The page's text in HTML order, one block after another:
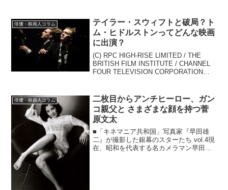
とで期待に胸膨らませ...
俳優・映画人コラム
テイラー・スウィフトと破局？ト
ム・ヒドルストンってどんな映画
に出演？
(C) RPC HIGH-RISE LIMITED / THE
BRITISH FILM INSTITUTE / CHANNEL
FOUR TELEVISION CORPORATION
俳優・映画人コラム
二枚目からアンチヒーロー、ガン
コ親父と さまざまな顔を持つ菅
原文太
■「キネマニア共和国」写真家『早田雄
二』が撮影した銀幕のスターたち vol.4現
在、昭和を代表する名カメラマン早田雄